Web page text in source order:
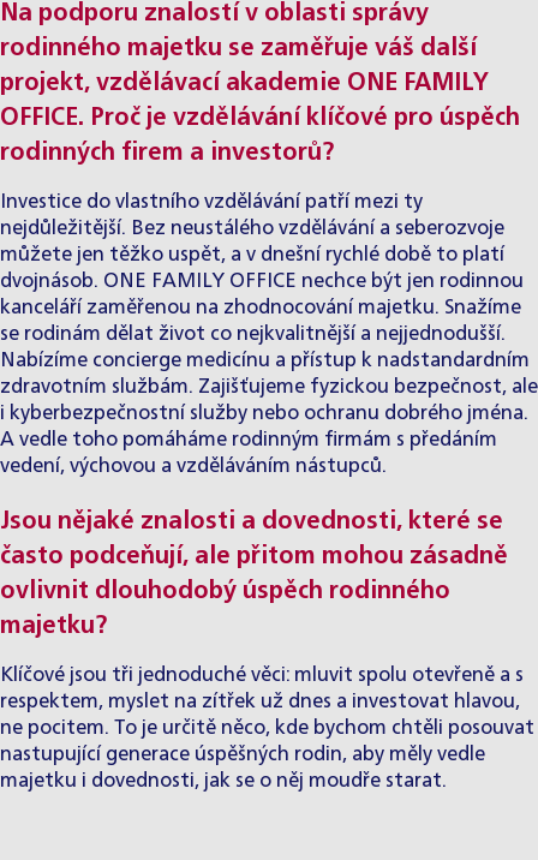
Na podporu znalostí v oblasti správy
rodinného majetku se zaměřuje váš další
projekt, vzdělávací akademie ONE FAMILY
OFFICE. Proč je vzdělávání klíčové pro úspěch
rodinných firem a investorů?
Investice do vlastního vzdělávání patří mezi ty
nejdůležitější. Bez neustálého vzdělávání a seberozvoje
můžete jen těžko uspět, a v dnešní rychlé době to platí
dvojnásob. ONE FAMILY OFFICE nechce být jen rodinnou
kanceláří zaměřenou na zhodnocování majetku. Snažíme
se rodinám dělat život co nejkvalitnější a nejjednodušší.
Nabízíme concierge medicínu a přístup k nadstandardním
zdravotním službám. Zajišťujeme fyzickou bezpečnost, ale
i kyberbezpečnostní služby nebo ochranu dobrého jména.
A vedle toho pomáháme rodinným firmám s předáním
vedení, výchovou a vzděláváním nástupců.
Jsou nějaké znalosti a dovednosti, které se
často podceňují, ale přitom mohou zásadně
ovlivnit dlouhodobý úspěch rodinného
majetku?
Klíčové jsou tři jednoduché věci: mluvit spolu otevřeně a s
respektem, myslet na zítřek už dnes a investovat hlavou,
ne pocitem. To je určitě něco, kde bychom chtěli posouvat
nastupující generace úspěšných rodin, aby měly vedle
majetku i dovednosti, jak se o něj moudře starat.